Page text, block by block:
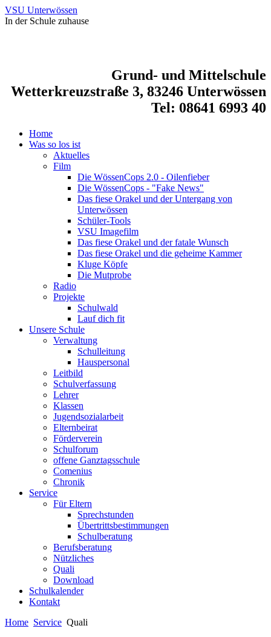
VSU Unterwössen
In der Schule zuhause
Grund- und Mittelschule
Wetterkreuzstraße 3, 83246 Unterwössen
Tel: 08641 6993 40
Home
Was so los ist
Aktuelles
Film
Die WössenCops 2.0 - Oilenfieber
Die WössenCops - "Fake News"
Das fiese Orakel und der Untergang von
Unterwössen
Schüler-Tools
VSU Imagefilm
Das fiese Orakel und der fatale Wunsch
Das fiese Orakel und die geheime Kammer
Kluge Köpfe
Die Mutprobe
Radio
Projekte
Schulwald
Lauf dich fit
Unsere Schule
Verwaltung
Schulleitung
Hauspersonal
Leitbild
Schulverfassung
Lehrer
Klassen
Jugendsozialarbeit
Elternbeirat
Förderverein
Schulforum
offene Ganztagsschule
Comenius
Chronik
Service
Für Eltern
Sprechstunden
Übertrittsbestimmungen
Schulberatung
Berufsberatung
Nützliches
Quali
Download
Schulkalender
Kontakt
Home Service Quali